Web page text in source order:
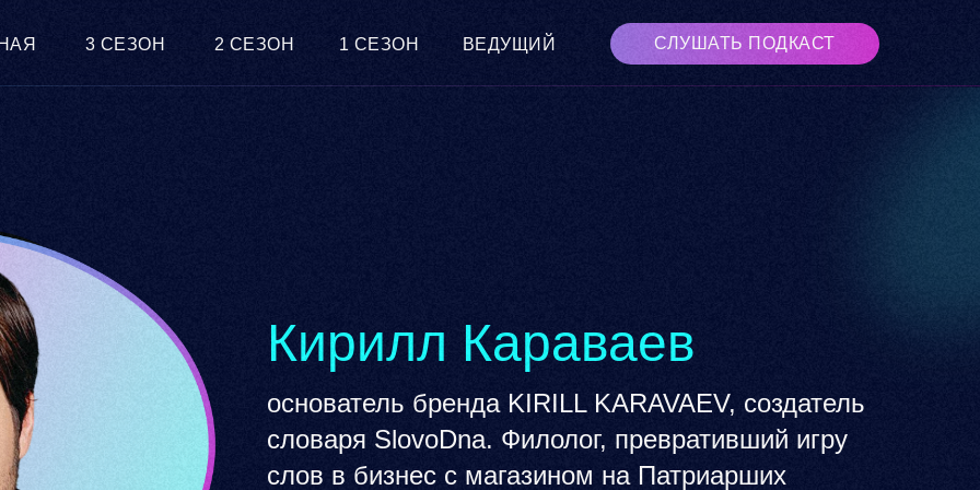
1 СЕЗОН ВЕДУЩИЙ СЛУШАТЬ ПОДКАСТ
2 СЕЗОН
3 СЕЗОН
основатель бренда KIRILL KARAVAEV, создатель
словаря SlovoDna. Филолог, превративший игру
слов в бизнес с магазином на Патриарших
Кирилл Караваев